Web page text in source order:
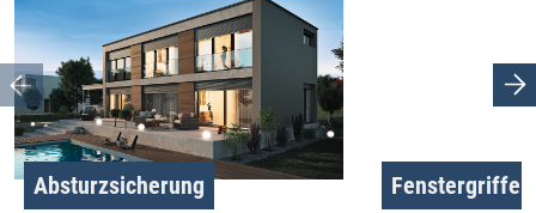
Absturzsicherung Fenstergriffe